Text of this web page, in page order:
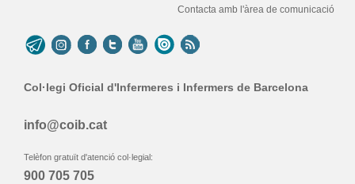
Contacta amb l'àrea de comunicació
Col·legi Oficial d'Infermeres i Infermers de Barcelona
info@coib.cat
Telèfon gratuït d'atenció col·legial:
900 705 705